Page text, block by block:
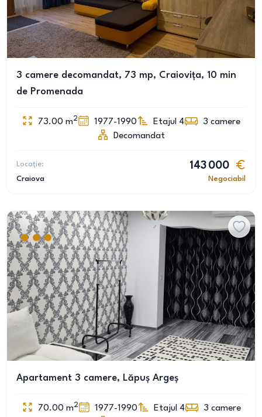
3 camere decomandat, 73 mp, Craiovița, 10 min
de Promenada
73.00 m2 1977-1990 Etajul 4 3 camere
Decomandat
Locație:
Craiova
143 000
Negociabil
Apartament 3 camere, Lăpuș Argeș
70.00 m2 1977-1990 Etajul 4 3 camere